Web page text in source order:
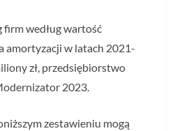
według wartość
amortyzacji w latach 2021-
zł, przedsiębiorstwo
2023.
zestawieniu mogą